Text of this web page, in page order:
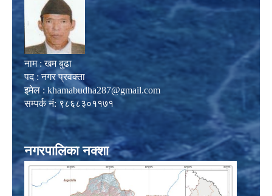
नाम : खम बुढा
पद : नगर प्रवक्ता
इमेल : khamabudha287@gmail.com
सम्पर्क नं: ९८६८३०११७१
नगरपालिका नक्शा